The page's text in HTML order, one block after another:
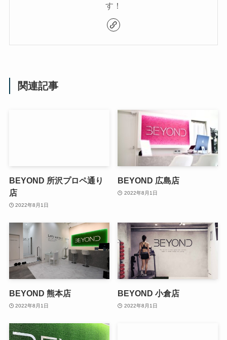
す！
関連記事
BEYOND 所沢プロペ通り
店
2022年8月1日
BEYOND 広島店
2022年8月1日
BEYOND 熊本店
2022年8月1日
BEYOND 小倉店
2022年8月1日